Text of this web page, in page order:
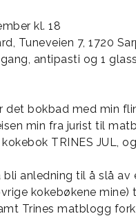
kl. 18
Tuneveien 7, 1720
antipasti og 1
det bokbad med min
min fra jurist til
TRINES JUL,
anledning til å slå
kokebøkene
Trines matblogg